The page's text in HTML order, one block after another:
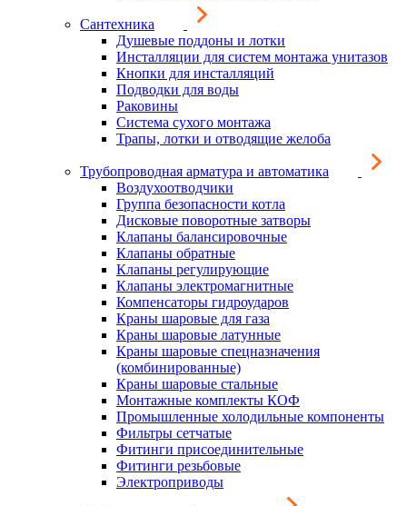
Сантехника
Душевые поддоны и лотки
Инсталляции для систем монтажа унитазов
Кнопки для инсталляций
Подводки для воды
Раковины
Система сухого монтажа
Трапы, лотки и отводящие желоба
Трубопроводная арматура и автоматика
Воздухоотводчики
Группа безопасности котла
Дисковые поворотные затворы
Клапаны балансировочные
Клапаны обратные
Клапаны регулирующие
Клапаны электромагнитные
Компенсаторы гидроударов
Краны шаровые для газа
Краны шаровые латунные
Краны шаровые спецназначения
(комбинированные)
Краны шаровые стальные
Монтажные комплекты КОФ
Промышленные холодильные компоненты
Фильтры сетчатые
Фитинги присоединительные
Фитинги резьбовые
Электроприводы